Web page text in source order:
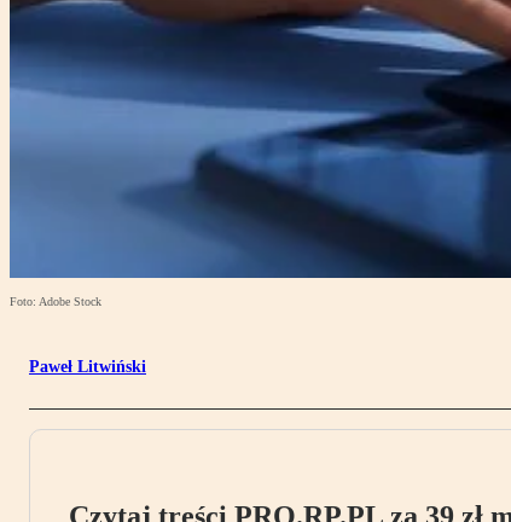
Foto: Adobe Stock
Paweł Litwiński